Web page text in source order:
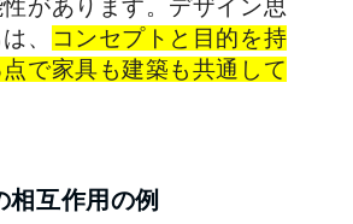
があります。デザイン思
、
コンセプトと目的を持
で家具も建築も共通して
相互作用の例